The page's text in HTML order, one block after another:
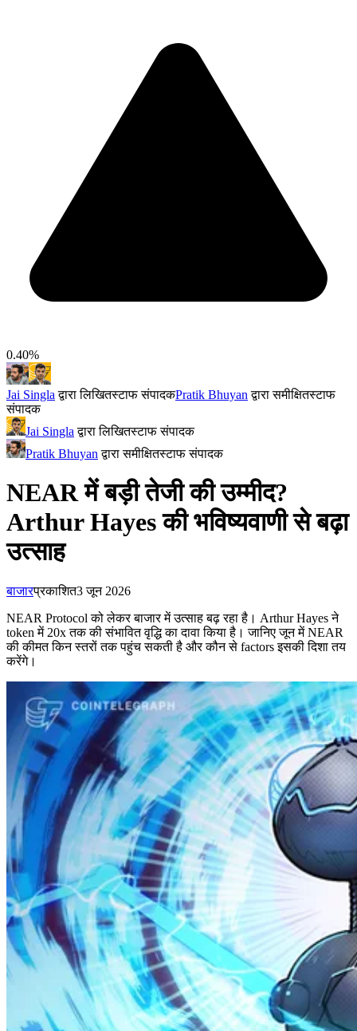
0.40%
Jai Singla द्वारा लिखितस्टाफ संपादकPratik Bhuyan द्वारा समीक्षितस्टाफ
संपादक
Jai Singla द्वारा लिखितस्टाफ संपादक
Pratik Bhuyan द्वारा समीक्षितस्टाफ संपादक
NEAR में बड़ी तेजी की उम्मीद?
Arthur Hayes की भविष्यवाणी से बढ़ा
उत्साह
बाजारप्रकाशित3 जून 2026
NEAR Protocol को लेकर बाजार में उत्साह बढ़ रहा है। Arthur Hayes ने
token में 20x तक की संभावित वृद्धि का दावा किया है। जानिए जून में NEAR
की कीमत किन स्तरों तक पहुंच सकती है और कौन से factors इसकी दिशा तय
करेंगे।